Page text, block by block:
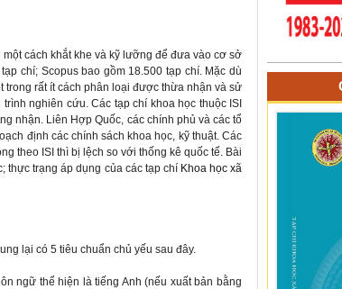
cách khắt khe và kỹ lưỡng để đưa vào cơ sở
chí; Scopus bao gồm 18.500 tạp chí. Mặc dù
trong rất ít cách phân loại được thừa nhận và sử
nghiên cứu. Các tạp chí khoa học thuộc ISI
nhận. Liên Hợp Quốc, các chính phủ và các tổ
định các chính sách khoa học, kỹ thuật. Các
theo ISI thì bị lệch so với thống kê quốc tế. Bài
; thực trạng áp dụng của các tạp chí Khoa học xã
lại có 5 tiêu chuẩn chủ yếu sau đây.
ngữ thể hiện là tiếng Anh (nếu xuất bản bằng